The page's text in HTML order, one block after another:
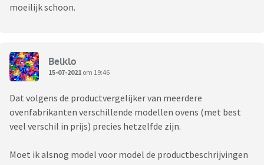
moeilijk schoon.
Belklo
15-07-2021 om 19:46
Dat volgens de productvergelijker van meerdere
ovenfabrikanten verschillende modellen ovens (met best
veel verschil in prijs) precies hetzelfde zijn.
Moet ik alsnog model voor model de productbeschrijvingen